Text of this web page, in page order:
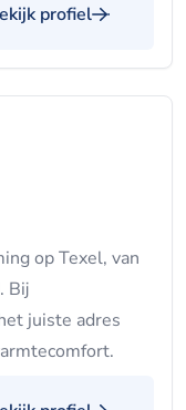
profiel
op Texel, van
Bij
juiste adres